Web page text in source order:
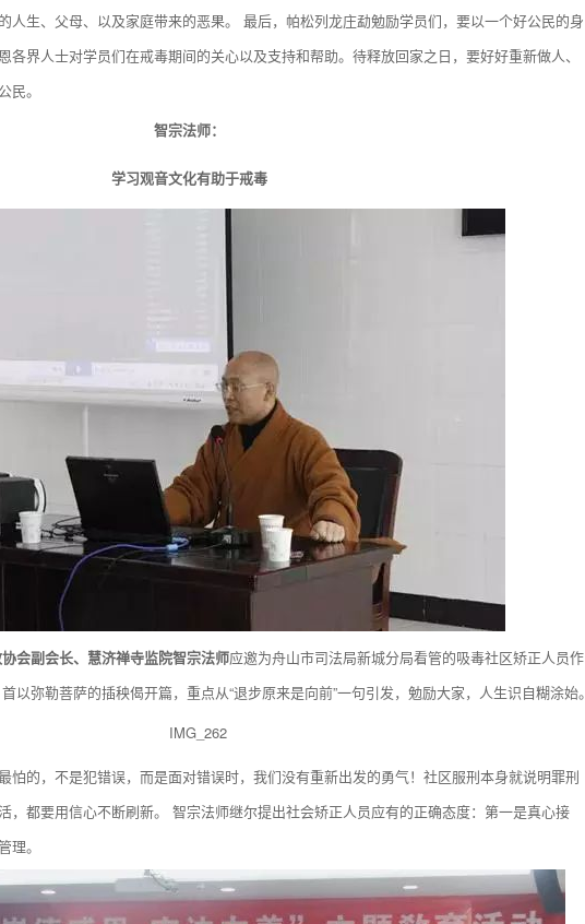
人生、父母、以及家庭带来的恶果。 最后，帕松列龙庄勐勉励学员们，要以一个好公民的身
各界人士对学员们在戒毒期间的关心以及支持和帮助。待释放回家之日，要好好重新做人、
民。
智宗法师：
学习观音文化有助于戒毒
会副会长、慧济禅寺监院智宗法师应邀为舟山市司法局新城分局看管的吸毒社区矫正人员作
以弥勒菩萨的插秧偈开篇，重点从“退步原来是向前”一句引发，勉励大家，人生识自糊涂始。
怕的，不是犯错误，而是面对错误时，我们没有重新出发的勇气！社区服刑本身就说明罪刑
，都要用信心不断刷新。 智宗法师继尔提出社会矫正人员应有的正确态度：第一是真心接
理。